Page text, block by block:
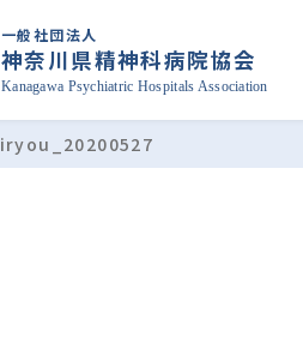
一般社団法人
神奈川県精神科病院協会
Kanagawa Psychiatric Hospitals Association
iryou_20200527